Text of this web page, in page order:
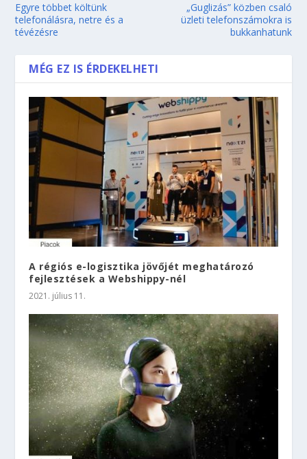
Egyre többet költünk
telefonálásra, netre és a
tévézésre
„Guglizás” közben csaló
üzleti telefonszámokra is
bukkanhatunk
MÉG EZ IS ÉRDEKELHETI
A régiós e-logisztika jövőjét meghatározó
fejlesztések a Webshippy-nél
2021. július 11.